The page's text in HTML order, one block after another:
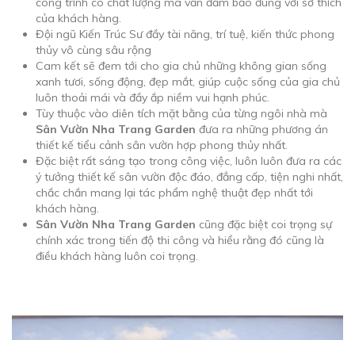
của khách hàng.
Đội ngũ Kiến Trúc Sư đầy tài năng, trí tuệ, kiến thức phong
thủy vô cùng sâu rộng
Cam kết sẽ đem tới cho gia chủ những không gian sống
xanh tươi, sống động, đẹp mắt, giúp cuộc sống của gia chủ
luôn thoải mái và đầy ắp niềm vui hạnh phúc.
Tùy thuộc vào diên tích mặt bằng của từng ngôi nhà mà
Sân Vườn Nha Trang Garden đưa ra những phương án
thiết kế tiểu cảnh sân vườn hợp phong thủy nhất.
Đặc biệt rất sáng tạo trong công việc, luôn luôn đưa ra các
ý tưởng thiết kế sân vườn độc đáo, đẳng cấp, tiện nghi nhất,
chắc chắn mang lại tác phẩm nghệ thuật đẹp nhất tới
khách hàng.
Sân Vườn Nha Trang Garden cũng đặc biệt coi trọng sự
chính xác trong tiến độ thi công và hiểu rằng đó cũng là
điều khách hàng luôn coi trọng.